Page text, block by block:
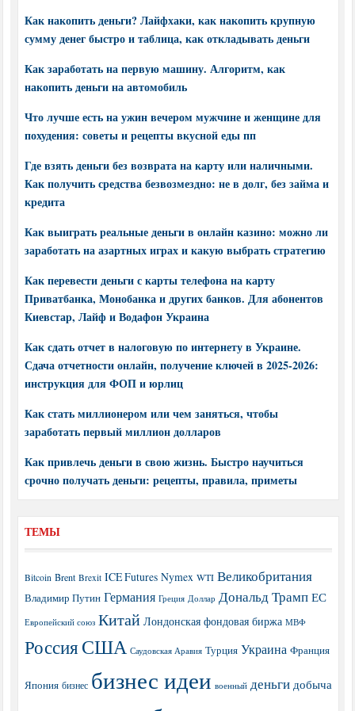
Как накопить деньги? Лайфхаки, как накопить крупную
сумму денег быстро и таблица, как откладывать деньги
Как заработать на первую машину. Алгоритм, как
накопить деньги на автомобиль
Что лучше есть на ужин вечером мужчине и женщине для
похудения: советы и рецепты вкусной еды пп
Где взять деньги без возврата на карту или наличными.
Как получить средства безвозмездно: не в долг, без займа и
кредита
Как выиграть реальные деньги в онлайн казино: можно ли
заработать на азартных играх и какую выбрать стратегию
Как перевести деньги с карты телефона на карту
Приватбанка, Монобанка и других банков. Для абонентов
Киевстар, Лайф и Водафон Украина
Как сдать отчет в налоговую по интернету в Украине.
Сдача отчетности онлайн, получение ключей в 2025-2026:
инструкция для ФОП и юрлиц
Как стать миллионером или чем заняться, чтобы
заработать первый миллион долларов
Как привлечь деньги в свою жизнь. Быстро научиться
срочно получать деньги: рецепты, правила, приметы
ТЕМЫ
Bitcoin Brent Brexit ICE Futures Nymex WTI Великобритания
Владимир Путин Германия Греция Доллар Дональд Трамп ЕС
Европейский союз Китай Лондонская фондовая биржа МВФ
РоссияСША Саудовская Аравия Турция Украина Франция
Япония бизнес бизнес идеи военный деньги добыча